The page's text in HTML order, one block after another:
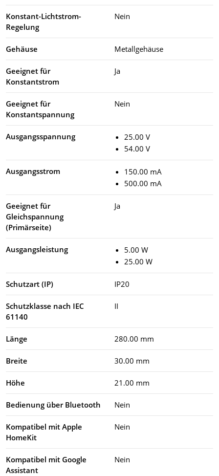
Konstant-Lichtstrom-
Regelung
Nein
Gehäuse Metallgehäuse
Geeignet für
Konstantstrom
Ja
Geeignet für
Konstantspannung
Nein
Ausgangsspannung
25.00 V
54.00 V
Ausgangsstrom
150.00 mA
500.00 mA
Geeignet für
Gleichspannung
(Primärseite)
Ja
Ausgangsleistung
5.00 W
25.00 W
Schutzart (IP) IP20
Schutzklasse nach IEC
61140
II
Länge 280.00 mm
Breite 30.00 mm
Höhe 21.00 mm
Bedienung über Bluetooth Nein
Kompatibel mit Apple
HomeKit
Nein
Kompatibel mit Google
Assistant
Nein